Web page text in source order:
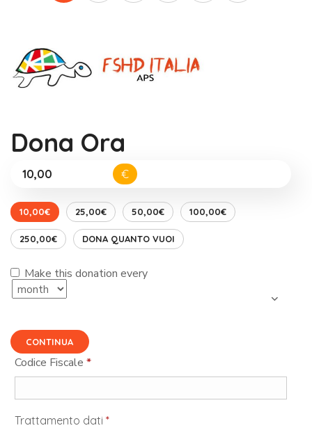
Dona Ora
€
10,00€ 25,00€ 50,00€ 100,00€
250,00€ DONA QUANTO VUOI
Make this donation every
CONTINUA
Codice Fiscale*
Trattamento dati*